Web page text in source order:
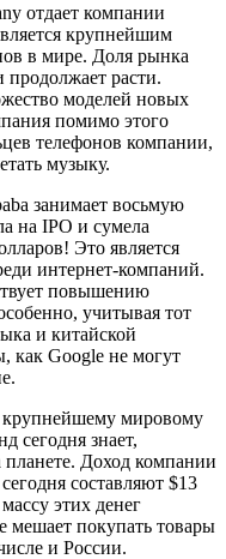
отдает компании
крупнейшим
в мире. Доля рынка
продолжает расти.
моделей новых
помимо этого
телефонов компании,
музыку.
занимает восьмую
на IPO и сумела
Это является
интернет-компаний.
повышению
учитывая тот
и китайской
как Google не могут
крупнейшему мировому
сегодня знает,
Доход компании
составляют $13
этих денег
покупать товары
и России.